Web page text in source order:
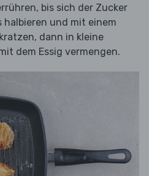
bis sich der Zucker
halbieren und mit einem
dann in kleine
dem Essig vermengen.